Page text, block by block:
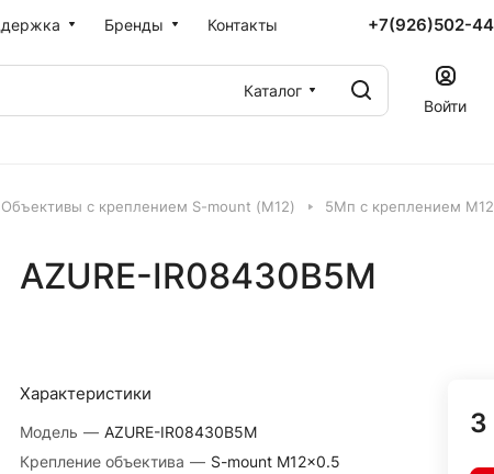
Бренды Контакты +7(926)502-
Каталог
Войти
Объективы с креплением S-mount (М12) 5Мп с креплением
AZURE-IR08430B5M
Характеристики
Модель — AZURE-IR08430B5M
Крепление объектива — S-mount M12x0.5
3